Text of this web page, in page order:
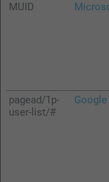
MUID
pagead/1p-
user-list/#
Google